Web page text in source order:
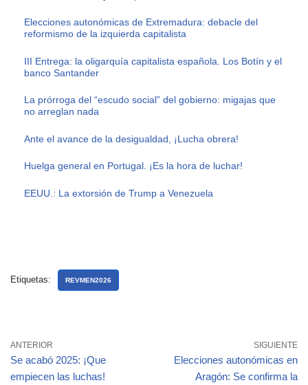
Elecciones autonómicas de Extremadura: debacle del
reformismo de la izquierda capitalista
III Entrega: la oligarquía capitalista española. Los Botín y el
banco Santander
La prórroga del “escudo social” del gobierno: migajas que
no arreglan nada
Ante el avance de la desigualdad, ¡Lucha obrera!
Huelga general en Portugal. ¡Es la hora de luchar!
EEUU.: La extorsión de Trump a Venezuela
Etiquetas: REVMEN2026
ANTERIOR
Se acabó 2025: ¡Que
empiecen las luchas!
SIGUIENTE
Elecciones autonómicas en
Aragón: Se confirma la